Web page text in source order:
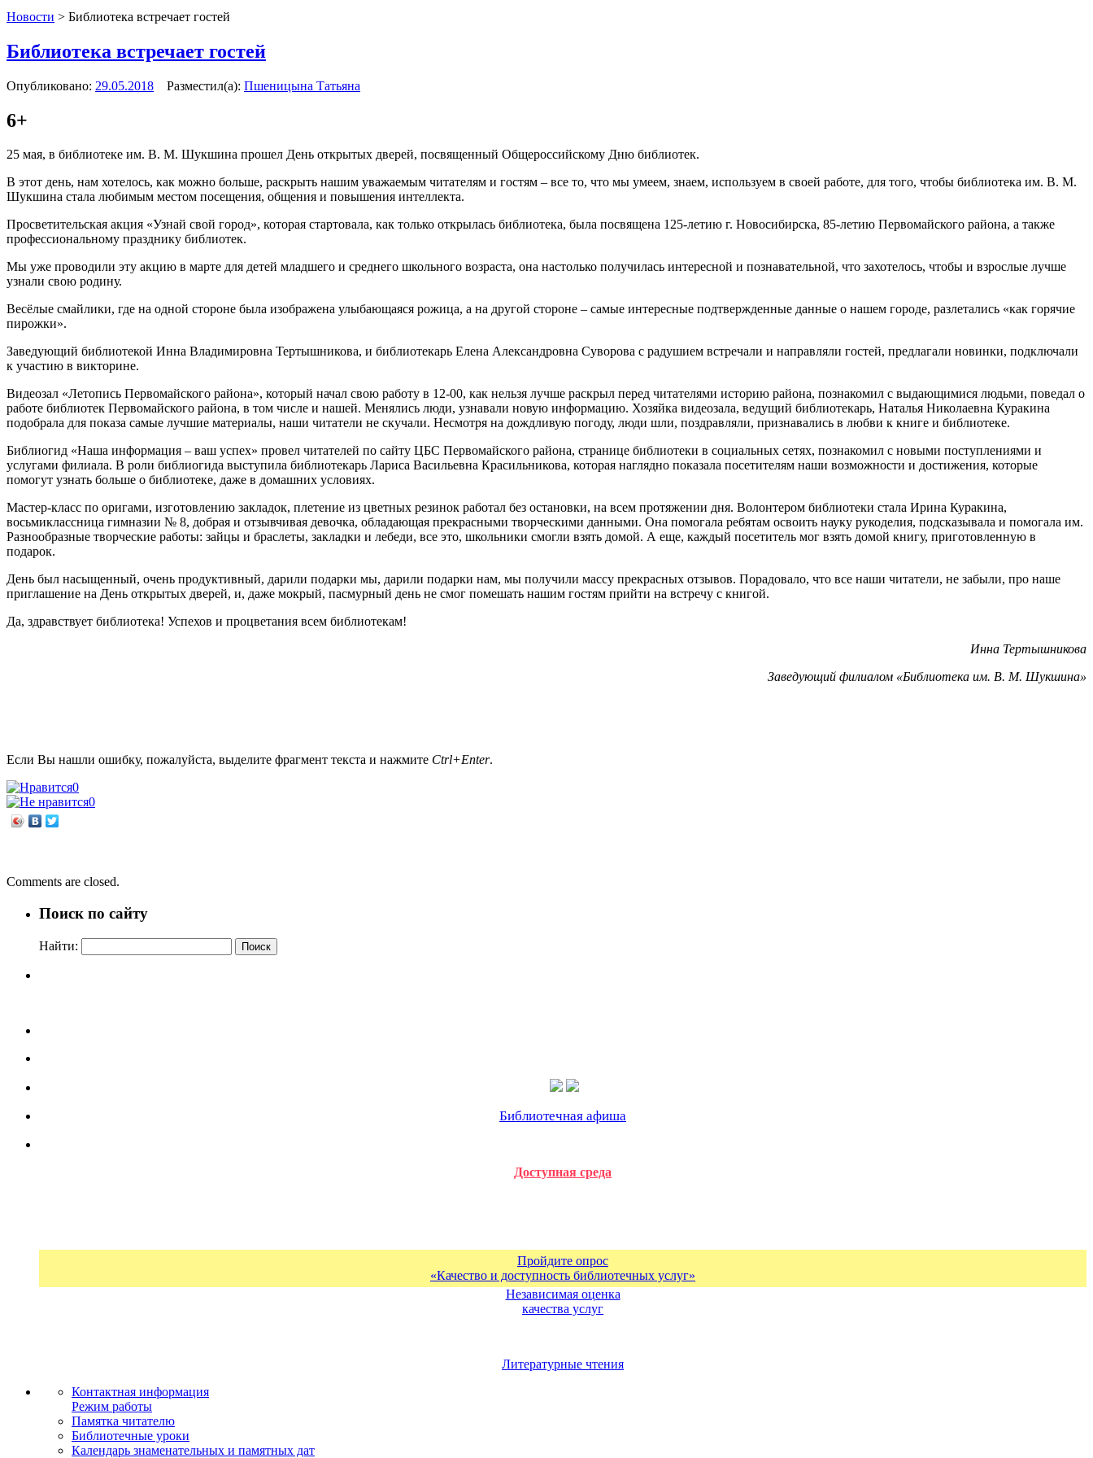
Новости > Библиотека встречает гостей
Библиотека встречает гостей
Опубликовано: 29.05.2018 Разместил(а): Пшеницына Татьяна
6+
25 мая, в библиотеке им. В. М. Шукшина прошел День открытых дверей, посвященный Общероссийскому Дню библиотек.
В этот день, нам хотелось, как можно больше, раскрыть нашим уважаемым читателям и гостям – все то, что мы умеем, знаем, используем в своей работе, для того, чтобы библиотека им. В. М.
Шукшина стала любимым местом посещения, общения и повышения интеллекта.
Просветительская акция «Узнай свой город», которая стартовала, как только открылась библиотека, была посвящена 125-летию г. Новосибирска, 85-летию Первомайского района, а также
профессиональному празднику библиотек.
Мы уже проводили эту акцию в марте для детей младшего и среднего школьного возраста, она настолько получилась интересной и познавательной, что захотелось, чтобы и взрослые лучше
узнали свою родину.
Весёлые смайлики, где на одной стороне была изображена улыбающаяся рожица, а на другой стороне – самые интересные подтвержденные данные о нашем городе, разлетались «как горячие
пирожки».
Заведующий библиотекой Инна Владимировна Тертышникова, и библиотекарь Елена Александровна Суворова с радушием встречали и направляли гостей, предлагали новинки, подключали
к участию в викторине.
Видеозал «Летопись Первомайского района», который начал свою работу в 12-00, как нельзя лучше раскрыл перед читателями историю района, познакомил с выдающимися людьми, поведал о
работе библиотек Первомайского района, в том числе и нашей. Менялись люди, узнавали новую информацию. Хозяйка видеозала, ведущий библиотекарь, Наталья Николаевна Куракина
подобрала для показа самые лучшие материалы, наши читатели не скучали. Несмотря на дождливую погоду, люди шли, поздравляли, признавались в любви к книге и библиотеке.
Библиогид «Наша информация – ваш успех» провел читателей по сайту ЦБС Первомайского района, странице библиотеки в социальных сетях, познакомил с новыми поступлениями и
услугами филиала. В роли библиогида выступила библиотекарь Лариса Васильевна Красильникова, которая наглядно показала посетителям наши возможности и достижения, которые
помогут узнать больше о библиотеке, даже в домашних условиях.
Мастер-класс по оригами, изготовлению закладок, плетение из цветных резинок работал без остановки, на всем протяжении дня. Волонтером библиотеки стала Ирина Куракина,
восьмиклассница гимназии № 8, добрая и отзывчивая девочка, обладающая прекрасными творческими данными. Она помогала ребятам освоить науку рукоделия, подсказывала и помогала им.
Разнообразные творческие работы: зайцы и браслеты, закладки и лебеди, все это, школьники смогли взять домой. А еще, каждый посетитель мог взять домой книгу, приготовленную в
подарок.
День был насыщенный, очень продуктивный, дарили подарки мы, дарили подарки нам, мы получили массу прекрасных отзывов. Порадовало, что все наши читатели, не забыли, про наше
приглашение на День открытых дверей, и, даже мокрый, пасмурный день не смог помешать нашим гостям прийти на встречу с книгой.
Да, здравствует библиотека! Успехов и процветания всем библиотекам!
Инна Тертышникова
Заведующий филиалом «Библиотека им. В. М. Шукшина»
Если Вы нашли ошибку, пожалуйста, выделите фрагмент текста и нажмите Ctrl+Enter.
0
0
Comments are closed.
Поиск по сайту
Найти:
Библиотечная афиша
Доступная среда
Пройдите опрос
«Качество и доступность библиотечных услуг»
Независимая оценка
качества услуг
Литературные чтения
Контактная информация
Режим работы
Памятка читателю
Библиотечные уроки
Календарь знаменательных и памятных дат